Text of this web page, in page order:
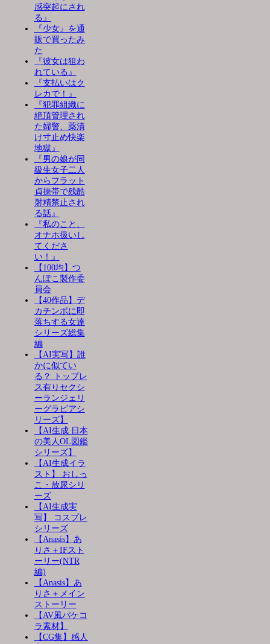
感突起にされ
る』
『少女』を通
販で買ったみ
た
『彼女は狙わ
れている』
『支払いはク
レカで！』
『犯罪組織に
絶頂管理され
た婦警、薬漬
け寸止め快楽
地獄』
『男の娘が同
級生女子二人
からフラット
貞操帯で残酷
射精禁止され
る話』
『私のこと、
オナホ扱いし
てくださ
い！』
【100均】つ
んぽこ製作委
員会
【40作品】デ
カチンポに即
落ちする女達
シリーズ総集
編
【AI実写】誰
かに似てい
る？ トップレ
ス有りセクシ
ーランジェリ
ーグラビアシ
リーズ】
【AI生成 日本
の美人OL図鑑
シリーズ】
【AI生成イラ
スト】 おしっ
こ・放尿シリ
ーズ
【AI生成実
写】 コスプレ
シリーズ
【Anasis】あ
りさ＋IFスト
ーリー(NTR
編)
【Anasis】あ
りさ＋メイン
ストーリー
【AV風パケコ
ラ素材】
【CG集】感人